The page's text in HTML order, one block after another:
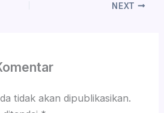
NEXT
tidak akan dipublikasikan.